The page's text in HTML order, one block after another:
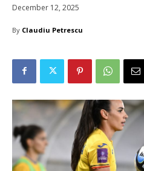
December 12, 2025
By Claudiu Petrescu